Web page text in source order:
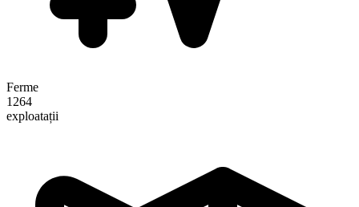
Ferme
1264
exploatații